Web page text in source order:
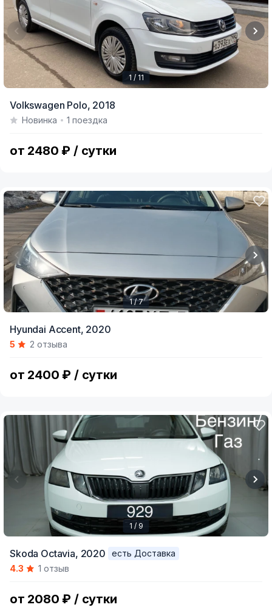
of
1 / 11
Volkswagen Polo, 2018
Новинка 1 поездка
от 2480 ₽ / сутки
of
1 / 7
Hyundai Accent, 2020
5 2 отзыва
от 2400 ₽ / сутки
of
1 / 9
Skoda Octavia, 2020
есть Доставка
4.3
1 отзыв
от 2080 ₽ / сутки